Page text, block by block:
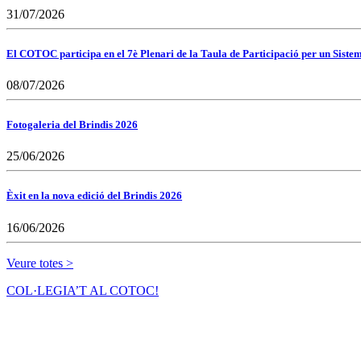
31/07/2026
El COTOC participa en el 7è Plenari de la Taula de Participació per un
08/07/2026
Fotogaleria del Brindis 2026
25/06/2026
Èxit en la nova edició del Brindis 2026
16/06/2026
Veure totes >
COL·LEGIA’T AL COTOC!